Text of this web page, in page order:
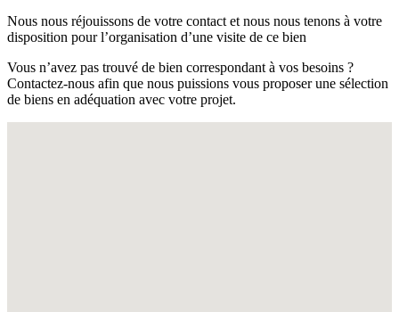
Nous nous réjouissons de votre contact et nous nous tenons à votre
disposition pour l’organisation d’une visite de ce bien
Vous n’avez pas trouvé de bien correspondant à vos besoins ?
Contactez-nous afin que nous puissions vous proposer une sélection
de biens en adéquation avec votre projet.